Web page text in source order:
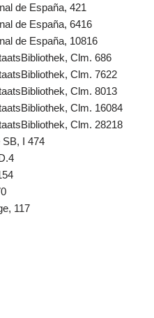
de España, 421
de España, 6416
de España, 10816
Clm. 686
Clm. 7622
Clm. 8013
Clm. 16084
Clm. 28218
I 474
117